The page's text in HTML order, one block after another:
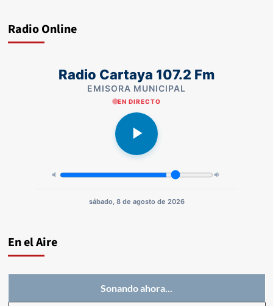
Radio Online
Radio Cartaya 107.2 Fm
EMISORA MUNICIPAL
EN DIRECTO
sábado, 8 de agosto de 2026
En el Aire
Sonando ahora...